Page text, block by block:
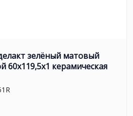
зелёный матовый
60x119,5x1 керамическая